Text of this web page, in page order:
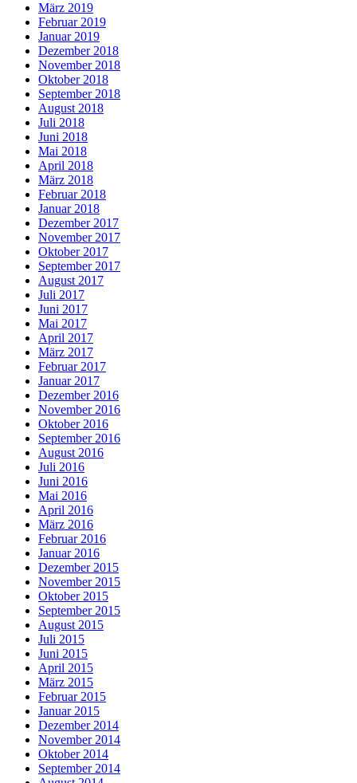
März 2019
Februar 2019
Januar 2019
Dezember 2018
November 2018
Oktober 2018
September 2018
August 2018
Juli 2018
Juni 2018
Mai 2018
April 2018
März 2018
Februar 2018
Januar 2018
Dezember 2017
November 2017
Oktober 2017
September 2017
August 2017
Juli 2017
Juni 2017
Mai 2017
April 2017
März 2017
Februar 2017
Januar 2017
Dezember 2016
November 2016
Oktober 2016
September 2016
August 2016
Juli 2016
Juni 2016
Mai 2016
April 2016
März 2016
Februar 2016
Januar 2016
Dezember 2015
November 2015
Oktober 2015
September 2015
August 2015
Juli 2015
Juni 2015
April 2015
März 2015
Februar 2015
Januar 2015
Dezember 2014
November 2014
Oktober 2014
September 2014